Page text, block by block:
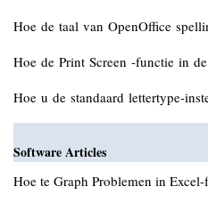
Hoe de taal van OpenOffice
Hoe de Print Screen -functie in
Hoe u de standaard lettertype-
Software Articles
Hoe te Graph Problemen in Excel-